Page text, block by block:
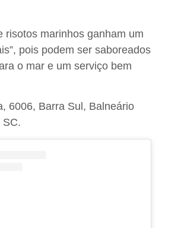
risotos marinhos ganham um
pois podem ser saboreados
o mar e um serviço bem
6006, Barra Sul, Balneário
SC.